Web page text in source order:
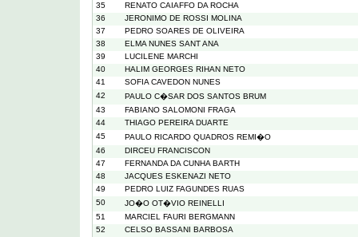
35
RENATO CAIAFFO DA ROCHA
36
JERONIMO DE ROSSI MOLINA
37
PEDRO SOARES DE OLIVEIRA
38
ELMA NUNES SANT ANA
39
LUCILENE MARCHI
40
HALIM GEORGES RIHAN NETO
41
SOFIA CAVEDON NUNES
42
PAULO C�SAR DOS SANTOS BRUM
43
FABIANO SALOMONI FRAGA
44
THIAGO PEREIRA DUARTE
45
PAULO RICARDO QUADROS REMI�O
46
DIRCEU FRANCISCON
47
FERNANDA DA CUNHA BARTH
48
JACQUES ESKENAZI NETO
49
PEDRO LUIZ FAGUNDES RUAS
50
JO�O OT�VIO REINELLI
51
MARCIEL FAURI BERGMANN
52
CELSO BASSANI BARBOSA